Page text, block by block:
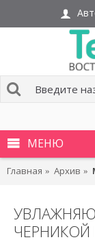
МЕНЮ
Главная Архив
ЧЕРНИКОЙ